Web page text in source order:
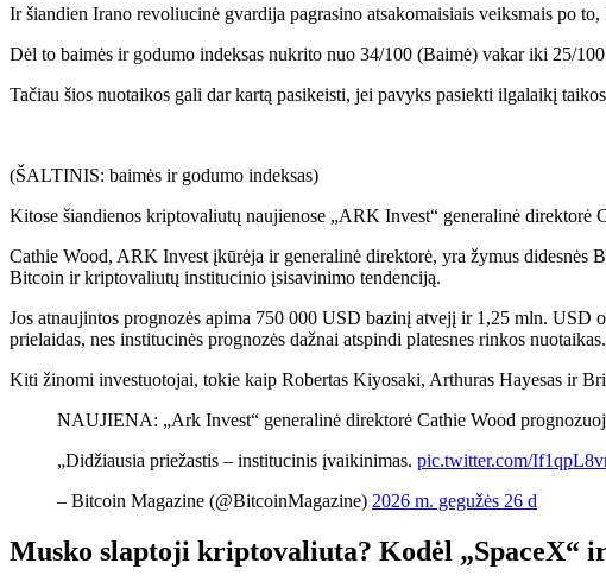
Ir šiandien Irano revoliucinė gvardija pagrasino atsakomaisiais veiksmais po
Dėl to baimės ir godumo indeksas nukrito nuo 34/100 (Baimė) vakar iki 25/
Tačiau šios nuotaikos gali dar kartą pasikeisti, jei pavyks pasiekti ilgalaikį
(ŠALTINIS: baimės ir godumo indeksas)
Kitose šiandienos kriptovaliutų naujienose „ARK Invest“ generalinė
Cathie Wood, ARK Invest įkūrėja ir generalinė direktorė, yra žymus didesnės
Bitcoin ir kriptovaliutų institucinio įsisavinimo tendenciją.
Jos atnaujintos prognozės apima 750 000 USD bazinį atvejį ir 1,25 mln. USD
prielaidas, nes institucinės prognozės dažnai atspindi platesnes rinkos nuotaikas.
Kiti žinomi investuotojai, tokie kaip Robertas Kiyosaki, Arthuras Hayesas ir
NAUJIENA: „Ark Invest“ generalinė direktorė Cathie Wood
„Didžiausia priežastis – institucinis įvaikinimas. pic.twitter.com/
– Bitcoin Magazine (@BitcoinMagazine) 2026 m. gegužės 26 d
Musko slaptoji kriptovaliuta? Kodėl „SpaceX“